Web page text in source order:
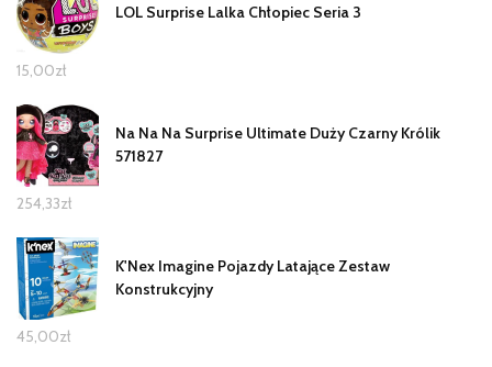
LOL Surprise Lalka Chłopiec Seria 3
15,00zł
Na Na Na Surprise Ultimate Duży Czarny Królik
571827
254,33zł
K'Nex Imagine Pojazdy Latające Zestaw
Konstrukcyjny
45,00zł